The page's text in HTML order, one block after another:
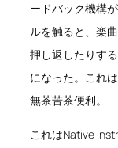
ードバック機構
ルを触ると、楽
押し返したりす
になった。これ
無茶苦茶便利。
これはNative